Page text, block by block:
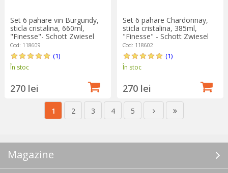
Set 6 pahare vin Burgundy,
sticla cristalina, 660ml,
"Finesse"- Schott Zwiesel
Cod: 118609
(1)
În stoc
270 lei
Set 6 pahare Chardonnay,
sticla cristalina, 385ml,
"Finesse" - Schott Zwiesel
Cod: 118602
(1)
În stoc
270 lei
1 2 3 4 5
Magazine